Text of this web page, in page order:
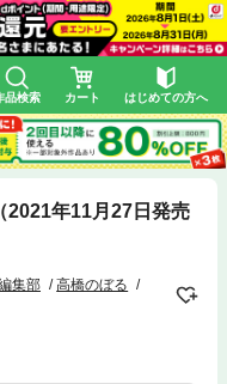
品検索 カート はじめての方へ
2021年11月27日発売
集部
高橋のぼる